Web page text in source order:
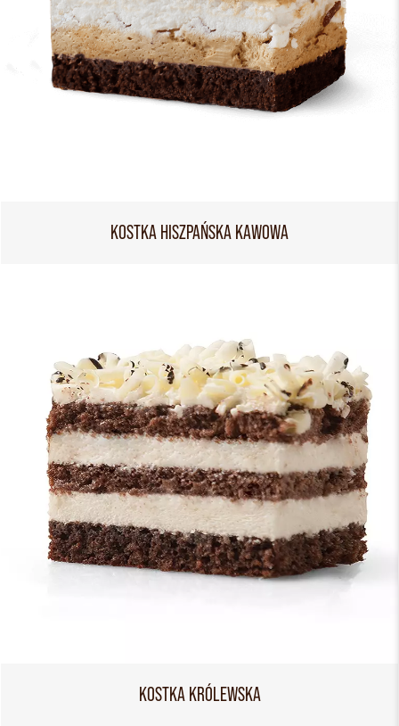
KOSTKA HISZPAŃSKA KAWOWA
KOSTKA KRÓLEWSKA